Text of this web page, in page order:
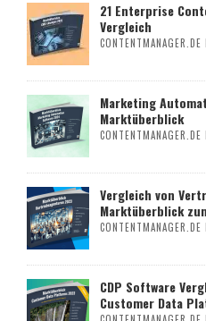
21 Enterprise
Vergleich
CONTENTMANAGER.DE
Marketing
Marktüberblick
CONTENTMANAGER.DE
Vergleich von
Marktüberblick
CONTENTMANAGER.DE
CDP Software
Customer Data